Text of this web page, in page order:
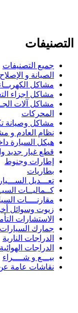
التصنيفات
جميع التصنيفات
الصيانة و الإصلاح
مشاكل
مشاكل اجزاء
مشاكل آلات
المحركات
مشاكل وصيانة
نظام العادم و
هيكل السيارة
قطع غيار جديد
إطارات وجنوط
بطاريات
تعـــديل
كــماليــات
مقارنــــات
زيوت وسوائل
الاستشارات
جمارك السيارات
الدراجات النارية
الدراجات الهوائية
بيـــع و شــــراء
نقاشات عامة